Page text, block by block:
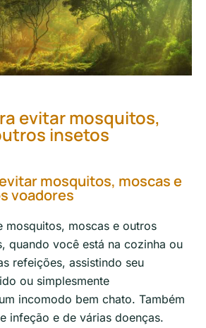
evitar mosquitos,
insetos
mosquitos, moscas e
voadores
mosquitos, moscas e outros
quando você está na cozinha ou
refeições, assistindo seu
ou simplesmente
incomodo bem chato. Também
infeção e de várias doenças.